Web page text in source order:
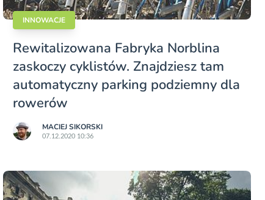
INNOWACJE
Rewitalizowana Fabryka Norblina
zaskoczy cyklistów. Znajdziesz tam
automatyczny parking podziemny dla
rowerów
MACIEJ SIKORSKI
07.12.2020 10:36